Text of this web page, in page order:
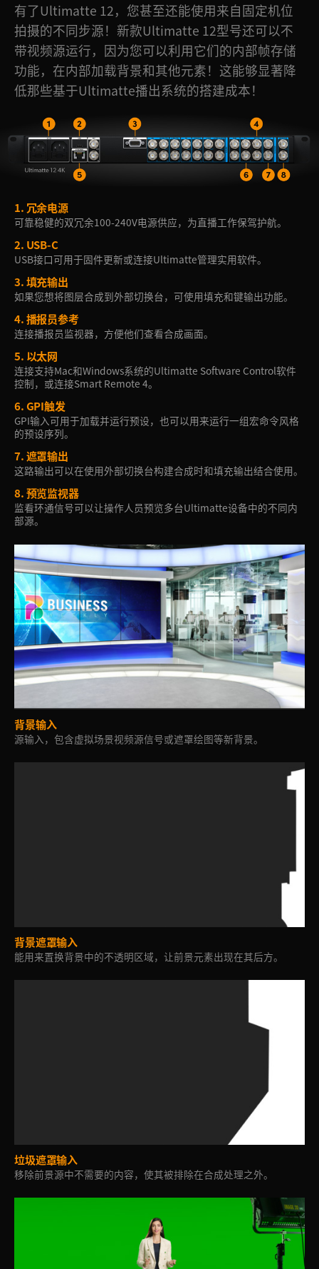
有了Ultimatte 12，您甚至还能使用来自固定机位
拍摄的不同步源！新款Ultimatte 12型号还可以不
带视频源运行，因为您可以利用它们的内部帧存储
功能，在内部加载背景和其他元素！这能够显著降
低那些基于Ultimatte播出系统的搭建成本！
1. 冗余电源
可靠稳健的双冗余100-240V电源供应，为直播工作保驾护航。
2. USB-C
USB接口可用于固件更新或连接Ultimatte管理实用软件。
3.填充输出
如果您想将图层合成到外部切换台，可使用填充和键输出功能。
4.播报员参考
连接播报员监视器，方便他们查看合成画面。
5. 以太网
连接支持Mac和Windows系统的Ultimatte Software Control软件
控制，或连接Smart Remote 4。
6.GPI触发
GPI输入可用于加载并运行预设，也可以用来运行一组宏命令风格
的预设序列。
7.遮罩输出
这路输出可以在使用外部切换台构建合成时和填充输出结合使用。
8.预览监视器
监看环通信号可以让操作人员预览多台Ultimatte设备中的不同内
部源。
背景输入
源输入，包含虚拟场景视频源信号或遮罩绘图等新背景。
背景遮罩输入
能用来置换背景中的不透明区域，让前景元素出现在其后方。
垃圾遮罩输入
移除前景源中不需要的内容，使其被排除在合成处理之外。